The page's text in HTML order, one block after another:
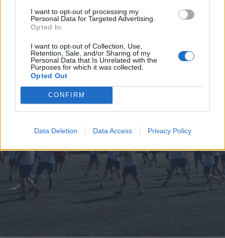
I want to opt-out of processing my
Personal Data for Targeted Advertising.
Opted In
I want to opt-out of Collection, Use,
Retention, Sale, and/or Sharing of my
Personal Data that Is Unrelated with the
Purposes for which it was collected.
Opted Out
CONFIRM
Data Deletion Data Access Privacy Policy
ALTRE NOTIZIE DI LEGNANO